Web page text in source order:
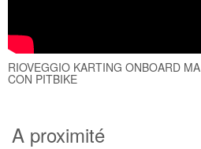
RIOVEGGIO KARTING ONBOARD MA
CON PITBIKE
A proximité